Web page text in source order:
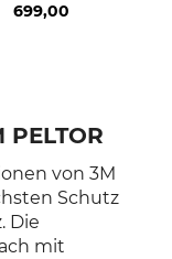
699,00
PELTOR
von 3M
Schutz
Die
mit